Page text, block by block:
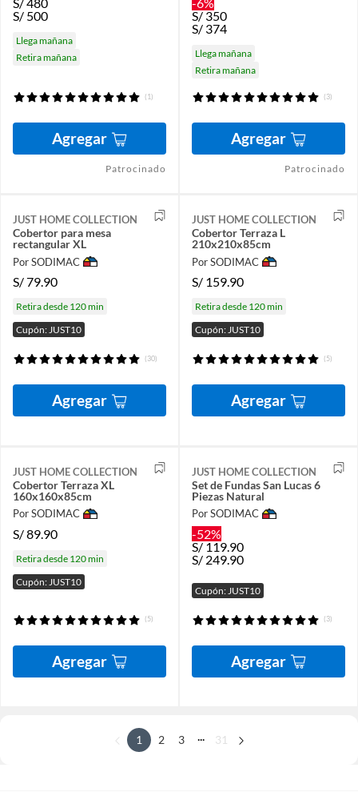
S/480
S/ 500
Llega mañana
Retira mañana
(1)
Agregar
Patrocinado
-6%
S/ 350
S/ 374
Llega mañana
Retira mañana
(3)
Agregar
Patrocinado
JUST HOME COLLECTION
Cobertor para mesa
rectangular XL
Por SODIMAC
S/79.90
Retira desde 120 min
Cupón: JUST10
(30)
Agregar
JUST HOME COLLECTION
Cobertor Terraza L
210x210x85cm
Por SODIMAC
S/ 159.90
Retira desde 120 min
Cupón: JUST10
(5)
Agregar
JUST HOME COLLECTION
Cobertor Terraza XL
160x160x85cm
Por SODIMAC
S/89.90
Retira desde 120 min
Cupón: JUST10
(5)
Agregar
JUST HOME COLLECTION
Set de Fundas San Lucas 6
Piezas Natural
Por SODIMAC
-52%
S/119.90
S/ 249.90
Cupón: JUST10
(3)
Agregar
1 2 3 ... 31